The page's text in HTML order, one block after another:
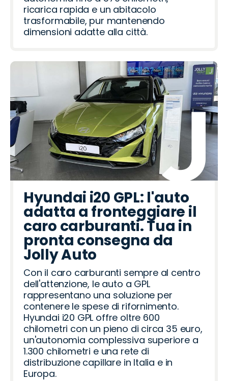
ricarica rapida e un abitacolo
trasformabile, pur mantenendo
dimensioni adatte alla città.
Hyundai i20 GPL: l'auto
adatta a fronteggiare il
caro carburanti. Tua in
pronta consegna da
Jolly Auto
Con il caro carburanti sempre al centro
dell'attenzione, le auto a GPL
rappresentano una soluzione per
contenere le spese di rifornimento.
Hyundai i20 GPL offre oltre 600
chilometri con un pieno di circa 35 euro,
un'autonomia complessiva superiore a
1.300 chilometri e una rete di
distribuzione capillare in Italia e in
Europa.